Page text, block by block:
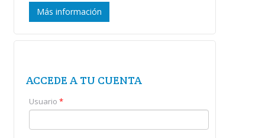
Más información
ACCEDE A TU CUENTA
Usuario *